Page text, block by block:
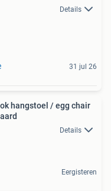
Details
31 jul 26
hangstoel / egg chair
Details
Eergisteren